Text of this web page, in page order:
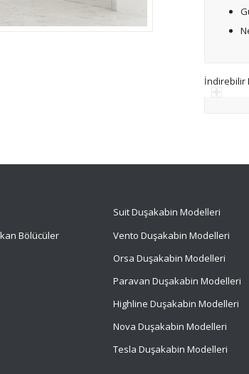
İndirebilir
Bölücüler
SuitDuşakabin Modelleri
Vento Duşakabin Modelleri
Orsa Duşakabin Modelleri
Paravan Duşakabin Modelleri
Highline Duşakabin Modelleri
Nova Duşakabin Modelleri
Tesla Duşakabin Modelleri